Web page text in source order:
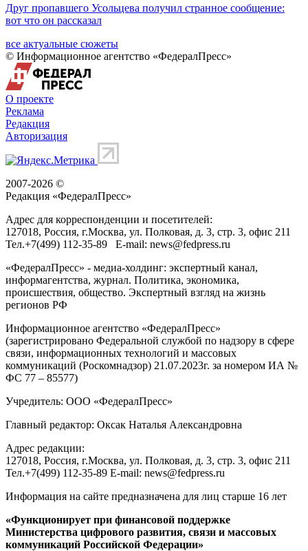
Друг пропавшего Усольцева получил странное сообщение:
вот что он рассказал
все актуальные сюжеты
© Информационное агентство «ФедералПресс»
О проекте
Реклама
Редакция
Авторизация
2007-2026 ©
Редакция «ФедералПресс»
Адрес для корреспонденции и посетителей:
127018, Россия, г.Москва, ул. Полковая, д. 3, стр. 3, офис 211
Тел.+7(499) 112-35-89 E-mail: news@fedpress.ru
«ФедералПресс» - медиа-холдинг: экспертный канал,
информагентства, журнал. Политика, экономика,
происшествия, общество. Экспертный взгляд на жизнь
регионов РФ
Информационное агентство «ФедералПресс»
(зарегистрировано Федеральной службой по надзору в сфере
связи, информационных технологий и массовых
коммуникаций (Роскомнадзор) 21.07.2023г. за номером ИА №
ФС 77 – 85577)
Учредитель: ООО «ФедералПресс»
Главный редактор: Оксак Наталья Александровна
Адрес редакции:
127018, Россия, г.Москва, ул. Полковая, д. 3, стр. 3, офис 211
Тел.+7(499) 112-35-89 E-mail: news@fedpress.ru
Информация на сайте предназначена для лиц старше 16 лет
«Функционирует при финансовой поддержке
Министерства цифрового развития, связи и массовых
коммуникаций Российской Федерации»